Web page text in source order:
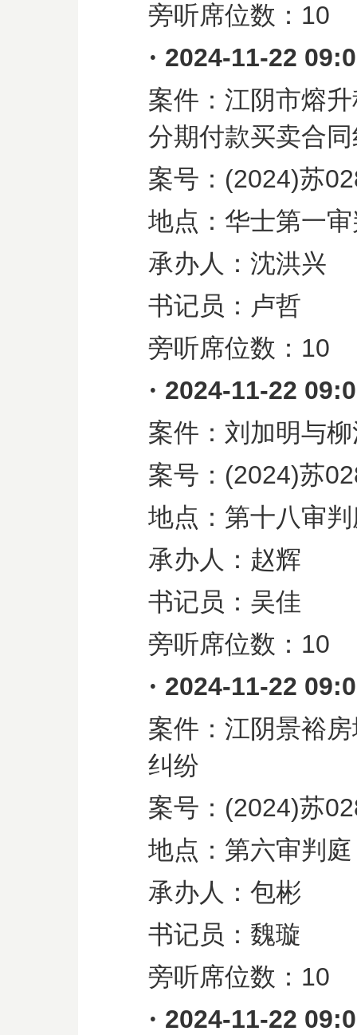
旁听席位数： 10
· 2024-11-22
案件：江阴市熔
分期付款买卖合
案号： (2024)苏
地点：华士第一
承办人：沈洪兴
书记员：卢哲
旁听席位数： 10
· 2024-11-22
案件：刘加明与
案号： (2024)苏
地点：第十八审
承办人：赵辉
书记员：吴佳
旁听席位数： 10
· 2024-11-22
案件：江阴景裕
纠纷
案号： (2024)苏
地点：第六审判庭
承办人：包彬
书记员：魏璇
旁听席位数： 10
· 2024-11-22